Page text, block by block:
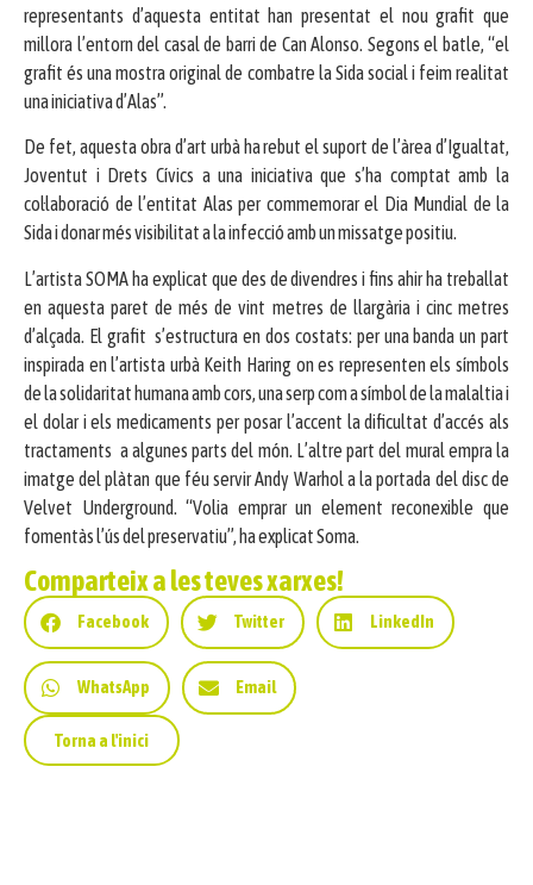
representants d’aquesta entitat han presentat el nou grafit que
millora l’entorn del casal de barri de Can Alonso. Segons el batle, “el
grafit és una mostra original de combatre la Sida social i feim realitat
una iniciativa d’Alas”.
De fet, aquesta obra d’art urbà ha rebut el suport de l’àrea d’Igualtat,
Joventut i Drets Cívics a una iniciativa que s’ha comptat amb la
col·laboració de l’entitat Alas per commemorar el Dia Mundial de la
Sida i donar més visibilitat a la infecció amb un missatge positiu.
L’artista SOMA ha explicat que des de divendres i fins ahir ha treballat
en aquesta paret de més de vint metres de llargària i cinc metres
d’alçada. El grafit s’estructura en dos costats: per una banda un part
inspirada en l’artista urbà Keith Haring on es representen els símbols
de la solidaritat humana amb cors, una serp com a símbol de la malaltia i
el dolar i els medicaments per posar l’accent la dificultat d’accés als
tractaments a algunes parts del món. L’altre part del mural empra la
imatge del plàtan que féu servir Andy Warhol a la portada del disc de
Velvet Underground. “Volia emprar un element reconexible que
fomentàs l’ús del preservatiu”, ha explicat Soma.
Comparteix a les teves xarxes!
Facebook Twitter LinkedIn
WhatsApp Email
Torna a l'inici